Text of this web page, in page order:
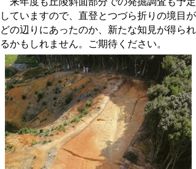
していますので、直登とつづら折りの境目 が
どの辺りにあったのか、新たな知見が得られ
るかもしれません。ご期待ください。